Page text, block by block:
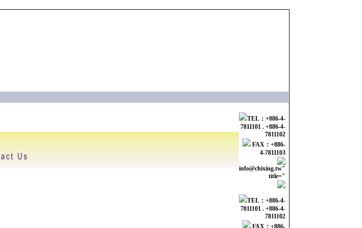
TEL：+886-4-
7811101 . +886-4-
7811102
FAX：+886-
4-7811103
info@chixing.tw"
title="
TEL：+886-4-
7811101 . +886-4-
7811102
FAX：+886-